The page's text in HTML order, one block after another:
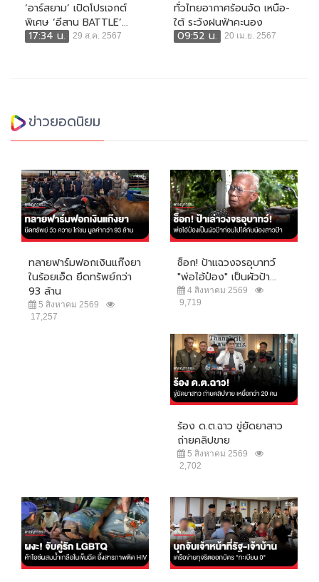
‘อาร์สยาม’ เปิดโปรเจกต์
พิเศษ ‘อีสาน BATTLE’...
17:34 น.
29 ส.ค. 2567
ทั่วไทยอากาศร้อนจัด เหนือ-
ใต้ ระวังฝนฟ้าคะนอง
09:52 น.
20 เม.ย. 2567
ข่าวยอดนิยม
ทลายฟาร์มฟอกเงินแก๊งยา
ในร้อยเอ็ด ยึดทรัพย์กว่า
93 ล้าน
5 สิงหาคม 2569
17,257
ช็อก! ป้าแฉวงจรอุบาทว์
"พ่อไอ้ป๋อง" เป็นผัวป้า...
4 สิงหาคม 2569
9,719
ร้อง ด.ต.ฉาว ขู่ยัดยาสาว
ถ่ายคลิปขาย
5 สิงหาคม 2569
2,702